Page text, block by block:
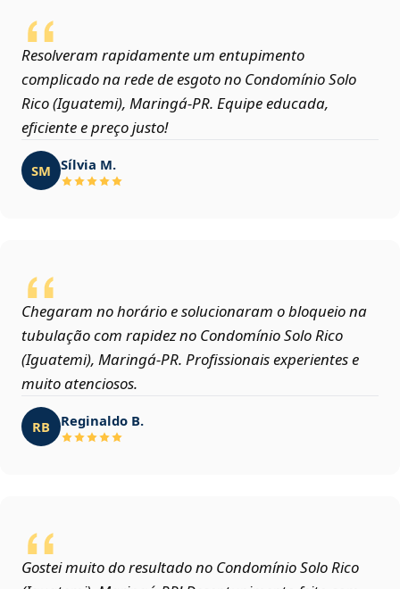
Resolveram rapidamente um entupimento
complicado na rede de esgoto no Condomínio Solo
Rico (Iguatemi), Maringá‑PR. Equipe educada,
eficiente e preço justo!
SM Sílvia M.
Chegaram no horário e solucionaram o bloqueio na
tubulação com rapidez no Condomínio Solo Rico
(Iguatemi), Maringá‑PR. Profissionais experientes e
muito atenciosos.
RB Reginaldo B.
Gostei muito do resultado no Condomínio Solo Rico